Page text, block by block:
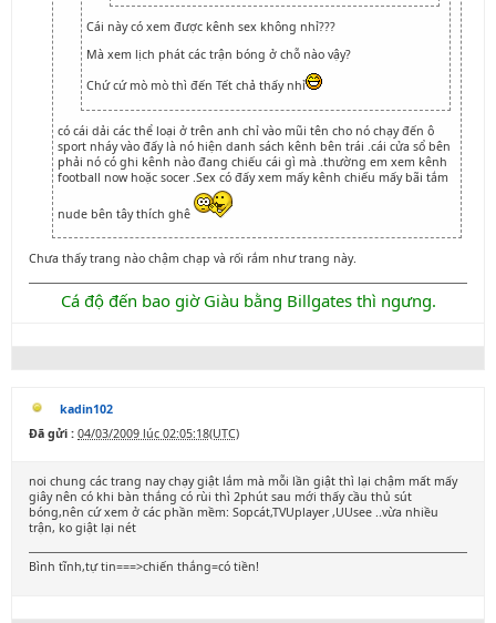
Cái này có xem được kênh sex không nhỉ???
Mà xem lịch phát các trận bóng ở chỗ nào vậy?
Chứ cứ mò mò thì đến Tết chả thấy nhỉ
có cái dải các thể loại ở trên anh chỉ vào mũi tên cho nó chạy đến ô
sport nháy vào đấy là nó hiện danh sách kênh bên trái .cái cửa sổ bên
phải nó có ghi kênh nào đang chiếu cái gì mà .thường em xem kênh
football now hoặc socer .Sex có đấy xem mấy kênh chiếu mấy bãi tắm
nude bên tây thích ghê
Chưa thấy trang nào chậm chạp và rối rắm như trang này.
Cá độ đến bao giờ Giàu bằng Billgates thì ngưng.
kadin102
Đã gửi : 04/03/2009 lúc 02:05:18(UTC)
noi chung các trang nay chạy giật lắm mà mỗi lần giật thì lại chậm mất mấy
giây nên có khi bàn thắng có rùi thì 2phút sau mới thấy cầu thủ sút
bóng,nên cứ xem ở các phần mềm: Sopcát,TVUplayer ,UUsee ..vừa nhiều
trận, ko giật lại nét
Bình tĩnh,tự tin===>chiến thắng=có tiền!